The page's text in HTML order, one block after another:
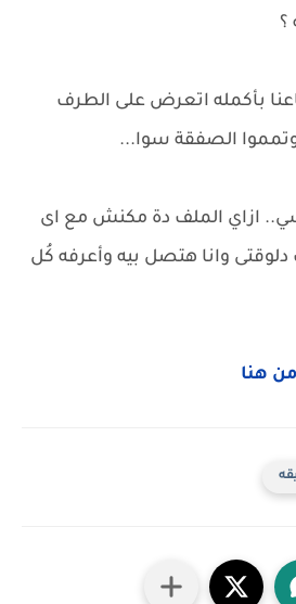
؟
بأكمله اتعرض على الطرف
الصفقة سوا...
ازاي الملف دة مكنش مع اى
وانا هتصل بيه وأعرفه كُل
هنا